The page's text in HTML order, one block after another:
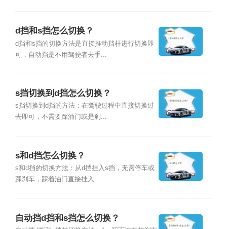
d挡和s挡怎么切换？
d挡和s挡的切换方法是直接推动挡杆进行切换即
可，自动挡是不用驾驶者去手...
s挡切换到d挡怎么切换？
s挡切换到d挡的方法：在驾驶过程中直接切换过
去即可，不需要踩油门或是刹...
s和d挡怎么切换？
s和d挡的切换方法：从d挡挂入s挡，无需停车或
踩刹车，踩着油门直接挂入...
自动挡d挡和s挡怎么切换？